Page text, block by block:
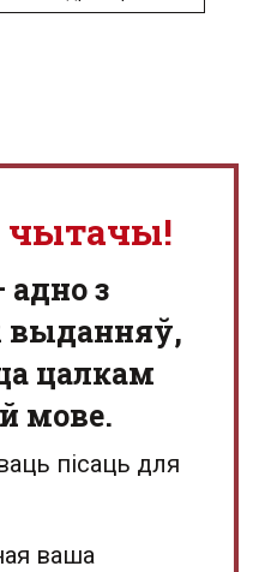
з
выданняў,
цалкам
мове.
пісаць для
ваша